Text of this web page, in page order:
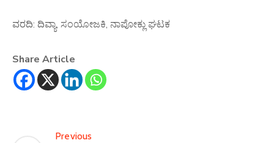
ವರದಿ: ದಿವ್ಯಾ, ಸಂಯೋಜಕಿ, ನಾಪೋಕ್ಲು ಘಟಕ
Share Article
Previous